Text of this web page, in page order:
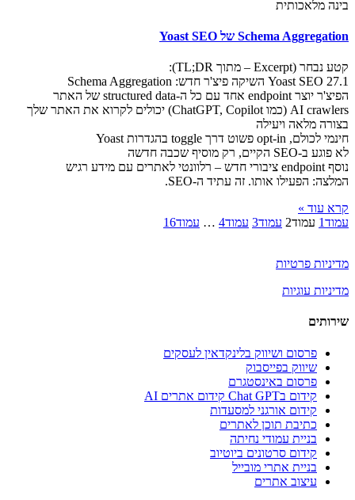
בינה מלאכותית
Schema Aggregation של Yoast SEO
קטע נבחר (Excerpt – מתוך TL;DR):
Yoast SEO 27.1 השיקה פיצ'ר חדש: Schema Aggregation
הפיצ'ר יוצר endpoint אחד עם כל ה-structured data של האתר
AI crawlers (כמו ChatGPT, Copilot) יכולים לקרוא את האתר שלך
בצורה מלאה ויעילה
חינמי לכולם, opt-in פשוט דרך toggle בהגדרות Yoast
לא פוגע ב-SEO הקיים, רק מוסיף שכבה חדשה
נוסף endpoint ציבורי חדש – רלוונטי לאתרים עם מידע רגיש
המלצה: הפעילו אותו. זה עתיד ה-SEO.
קרא עוד »
עמוד1 עמוד2 עמוד3 עמוד4
… עמוד16
מדיניות פרטיות
מדיניות עוגיות
שירותים
פרסום ושיווק בלינקדאין לעסקים
שיווק בפייסבוק
פרסום באינסטגרם
קידום בChat GPT קידום אתרים AI
קידום אורגני למסעדות
כתיבת תוכן לאתרים
בניית עמודי נחיתה
קידום סרטונים ביוטיוב
בניית אתרי מובייל
עיצוב אתרים